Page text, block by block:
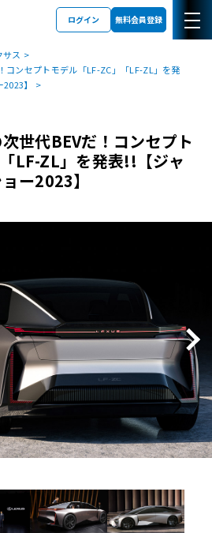
ログイン 無料会員登録
サス
コンセプトモデル「LF-ZC」「LF-ZL」を発
】
世代BEVだ！コンセプト
LF-ZL」を発表!!【ジャ
ー2023】